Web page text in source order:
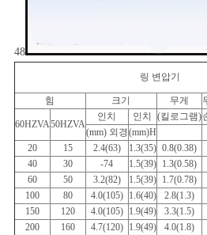
을
구
하
세
요
48
링 변압기
힘 크기 무게
60HZVA50HZVA
인치 인치 (킬로그램)
(mm) 외경(mm)H
20
15 2.4(63) 1.3(35) 0.8(0.38)
40
30 -74 1.5(39) 1.3(0.58)
60
50 3.2(82) 1.5(39) 1.7(0.78)
100
80 4.0(105) 1.6(40) 2.8(1.3)
150
120 4.0(105) 1.9(49) 3.3(1.5)
200
160 4.7(120) 1.9(49) 4.0(1.8)